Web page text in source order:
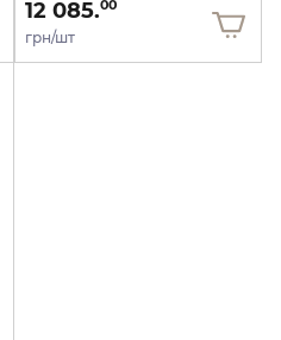
12 085.00
грн/шт